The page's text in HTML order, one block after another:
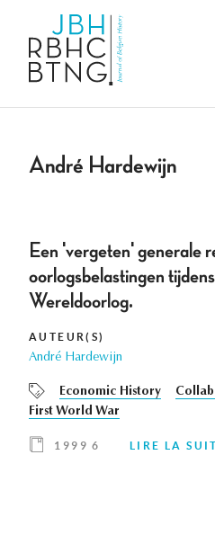
André Hardewijn
Een 'vergeten' generale
oorlogsbelastingen
Wereldoorlog.
AUTEUR(S)
André Hardewijn
Economic History
First World War
1999 6 LIRE LA